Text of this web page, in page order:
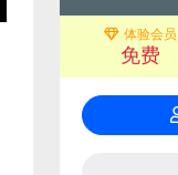
体验会员
免费